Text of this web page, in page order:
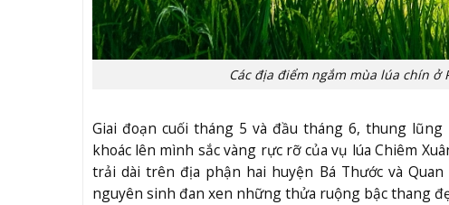
Các địa điểm ngắm mùa lúa chín ở
Giai đoạn cuối tháng 5 và đầu tháng 6, thung
khoác lên mình sắc vàng rực rỡ của vụ lúa Chiêm
trải dài trên địa phận hai huyện Bá Thước và
nguyên sinh đan xen những thửa ruộng bậc thang